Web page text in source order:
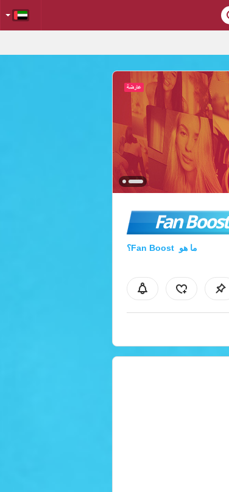
Fan Boost
ما هو Fan Boost؟